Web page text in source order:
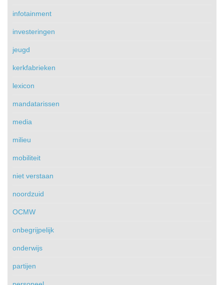
infotainment
investeringen
jeugd
kerkfabrieken
lexicon
mandatarissen
media
milieu
mobiliteit
niet verstaan
noordzuid
OCMW
onbegrijpelijk
onderwijs
partijen